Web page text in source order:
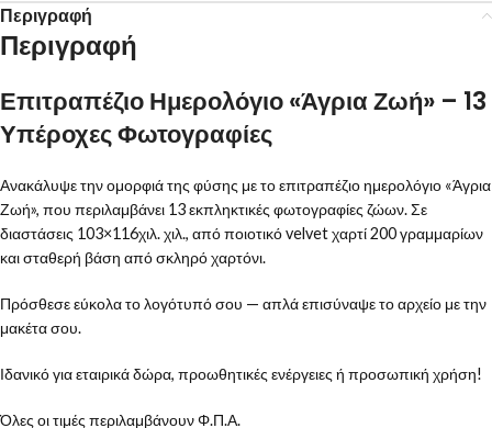
Περιγραφή
Περιγραφή
Επιτραπέζιο Ημερολόγιο «Άγρια Ζωή» – 13
Υπέροχες Φωτογραφίες
Ανακάλυψε την ομορφιά της φύσης με το επιτραπέζιο ημερολόγιο «Άγρια
Ζωή», που περιλαμβάνει 13 εκπληκτικές φωτογραφίες ζώων. Σε
διαστάσεις 103×116χιλ. χιλ., από ποιοτικό velvet χαρτί 200 γραμμαρίων
και σταθερή βάση από σκληρό χαρτόνι.
Πρόσθεσε εύκολα το λογότυπό σου — απλά επισύναψε το αρχείο με την
μακέτα σου.
Ιδανικό για εταιρικά δώρα, προωθητικές ενέργειες ή προσωπική χρήση!
Όλες οι τιμές περιλαμβάνουν Φ.Π.Α.